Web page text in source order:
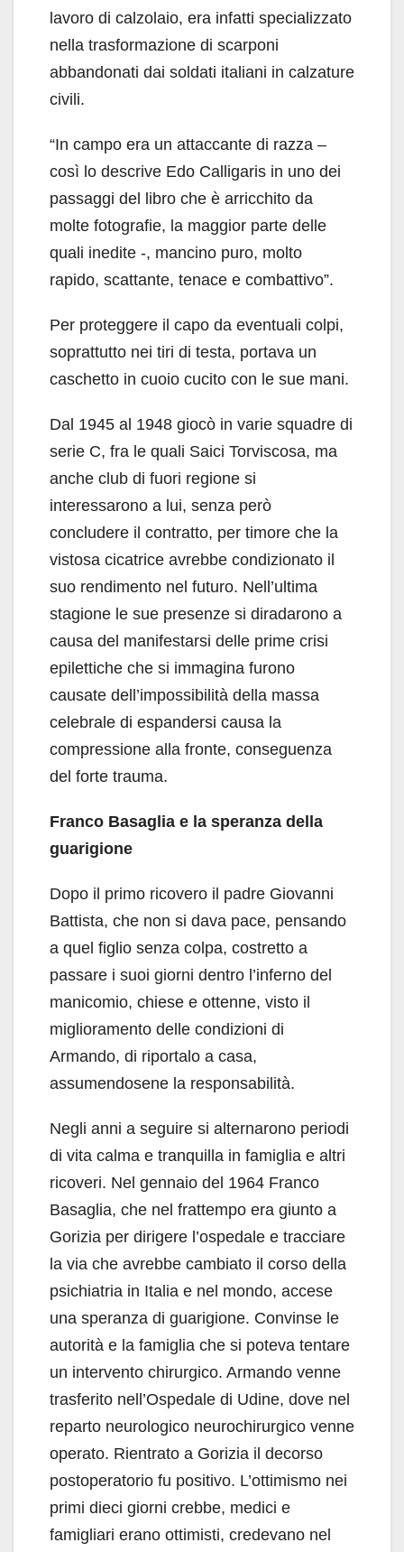
lavoro di calzolaio, era infatti specializzato
nella trasformazione di scarponi
abbandonati dai soldati italiani in calzature
civili.
“In campo era un attaccante di razza –
così lo descrive Edo Calligaris in uno dei
passaggi del libro che è arricchito da
molte fotografie, la maggior parte delle
quali inedite -, mancino puro, molto
rapido, scattante, tenace e combattivo”.
Per proteggere il capo da eventuali colpi,
soprattutto nei tiri di testa, portava un
caschetto in cuoio cucito con le sue mani.
Dal 1945 al 1948 giocò in varie squadre di
serie C, fra le quali Saici Torviscosa, ma
anche club di fuori regione si
interessarono a lui, senza però
concludere il contratto, per timore che la
vistosa cicatrice avrebbe condizionato il
suo rendimento nel futuro. Nell’ultima
stagione le sue presenze si diradarono a
causa del manifestarsi delle prime crisi
epilettiche che si immagina furono
causate dell’impossibilità della massa
celebrale di espandersi causa la
compressione alla fronte, conseguenza
del forte trauma.
Franco Basaglia e la speranza della
guarigione
Dopo il primo ricovero il padre Giovanni
Battista, che non si dava pace, pensando
a quel figlio senza colpa, costretto a
passare i suoi giorni dentro l’inferno del
manicomio, chiese e ottenne, visto il
miglioramento delle condizioni di
Armando, di riportalo a casa,
assumendosene la responsabilità.
Negli anni a seguire si alternarono periodi
di vita calma e tranquilla in famiglia e altri
ricoveri. Nel gennaio del 1964 Franco
Basaglia, che nel frattempo era giunto a
Gorizia per dirigere l’ospedale e tracciare
la via che avrebbe cambiato il corso della
psichiatria in Italia e nel mondo, accese
una speranza di guarigione. Convinse le
autorità e la famiglia che si poteva tentare
un intervento chirurgico. Armando venne
trasferito nell’Ospedale di Udine, dove nel
reparto neurologico neurochirurgico venne
operato. Rientrato a Gorizia il decorso
postoperatorio fu positivo. L’ottimismo nei
primi dieci giorni crebbe, medici e
famigliari erano ottimisti, credevano nel